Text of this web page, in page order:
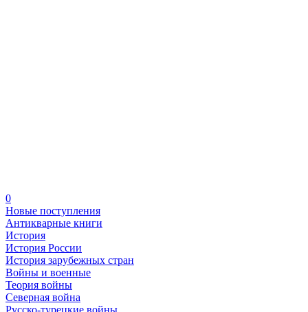
0
Новые поступления
Антикварные книги
История
История России
История зарубежных стран
Войны и военные
Теория войны
Северная война